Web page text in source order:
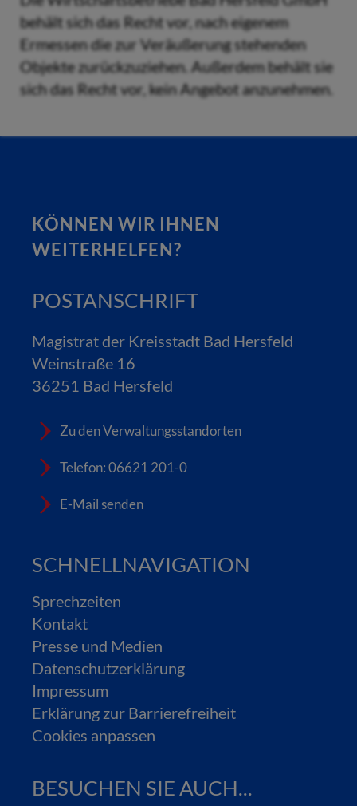
behält sich das Recht vor, nach eigenem
Ermessen die zur Veräußerung stehenden
Objekte zurückzuziehen. Außerdem behält sie
sich das Recht vor, kein Angebot anzunehmen.
KÖNNEN WIR IHNEN
WEITERHELFEN?
POSTANSCHRIFT
Magistrat der Kreisstadt Bad Hersfeld
Weinstraße 16
36251 Bad Hersfeld
Zu den Verwaltungsstandorten
Telefon: 06621 201-0
E-Mail senden
SCHNELLNAVIGATION
Sprechzeiten
Kontakt
Presse und Medien
Datenschutzerklärung
Impressum
Erklärung zur Barrierefreiheit
Cookies anpassen
BESUCHEN SIE AUCH...